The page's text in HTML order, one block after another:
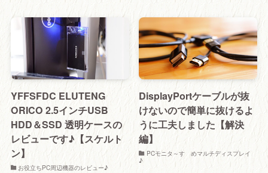
YFFSFDC ELUTENG
ORICO 2.5インチUSB
HDD＆SSD 透明ケースの
レビューです♪【スケルト
ン】
お役立ちPC周辺機器のレビュー♪
DisplayPortケーブルが抜
けないので簡単に抜けるよ
うに工夫しました【解決
編】
PCモニタ～すゝめマルチディスプレイ
♪